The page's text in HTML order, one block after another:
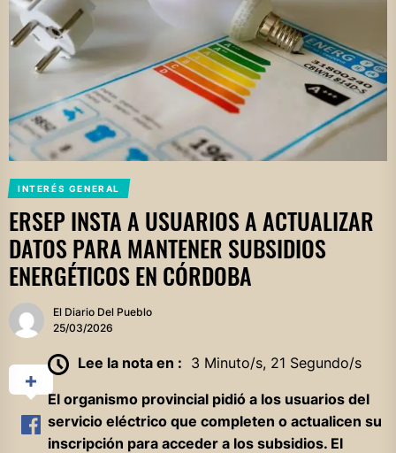
INTERÉS GENERAL
ERSEP INSTA A USUARIOS A ACTUALIZAR
DATOS PARA MANTENER SUBSIDIOS
ENERGÉTICOS EN CÓRDOBA
El Diario Del Pueblo
25/03/2026
Lee la nota en : 3 Minuto/s, 21 Segundo/s
El organismo provincial pidió a los usuarios del
servicio eléctrico que completen o actualicen su
inscripción para acceder a los subsidios. El